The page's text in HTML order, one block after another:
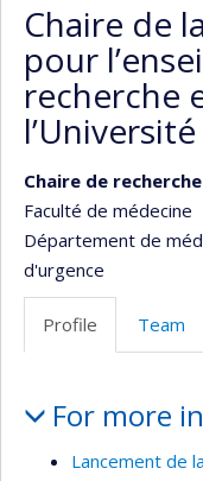
Chaire de
pour
recherche
Chaire de
Faculté de médecine
Département de
d'urgence
Profile Team
For more
Lancement de